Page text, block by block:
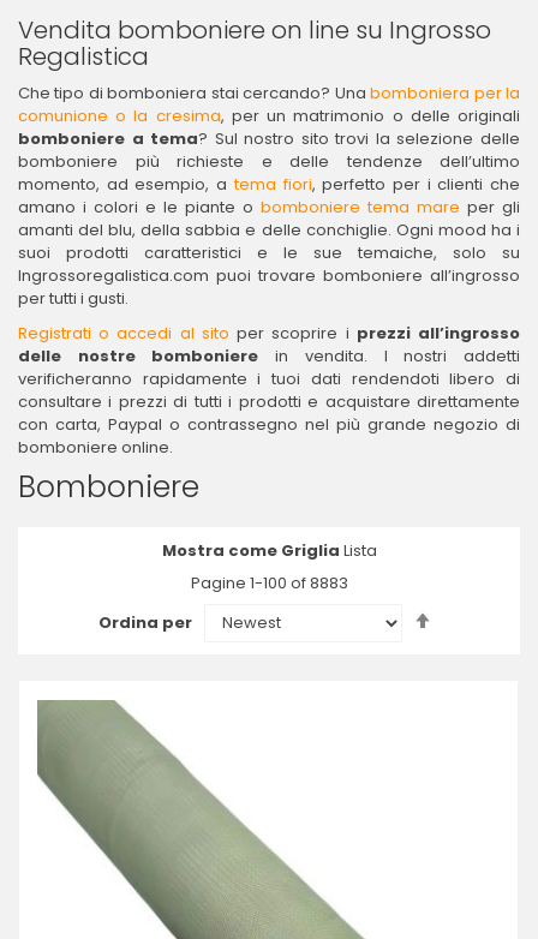
Vendita bomboniere on line su Ingrosso
Regalistica
Che tipo di bomboniera stai cercando? Unabomboniera per la
comunione o la cresima, per un matrimonio o delle originali
bomboniere a tema? Sul nostro sito trovi la selezione delle
bomboniere più richieste e delle tendenze dell’ultimo
momento, ad esempio, atema fiori, perfetto per i clienti che
amano i colori e le piante o bomboniere tema mare per gli
amanti del blu, della sabbia e delle conchiglie. Ogni mood ha i
suoi prodotti caratteristici e le sue temaiche, solo su
Ingrossoregalistica.com puoi trovare bomboniere all’ingrosso
per tutti i gusti.
Registrati o accedi al sito per scoprire i prezzi all’ingrosso
delle nostre bomboniere in vendita. I nostri addetti
verificheranno rapidamente i tuoi dati rendendoti libero di
consultare i prezzi di tutti i prodotti e acquistare direttamente
con carta, Paypal o contrassegno nel più grande negozio di
bomboniere online.
Bomboniere
Mostra come Griglia Lista
Pagine 1-100 of8883
Ordina per